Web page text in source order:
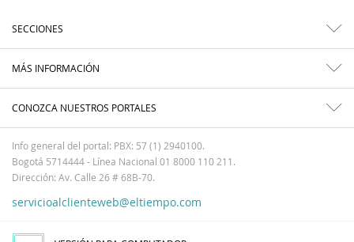
SECCIONES
MÁS INFORMACIÓN
CONOZCA NUESTROS PORTALES
Info general del portal: PBX: 57 (1) 2940100.
Bogotá 5714444 - Línea Nacional 01 8000 110 211.
Dirección: Av. Calle 26 # 68B-70.
servicioalclienteweb@eltiempo.com